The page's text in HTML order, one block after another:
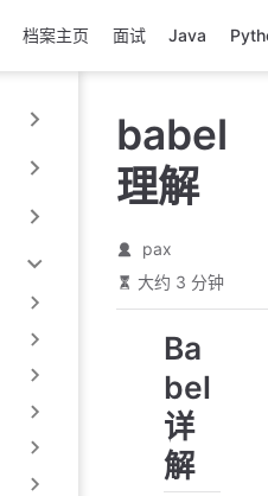
档案主页 面试 Java
babel
理解
pax
大约 3 分钟
Ba
bel
详
解